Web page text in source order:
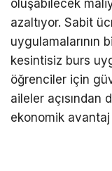
oluşabilecek
azaltıyor. Sabit
uygulamalarının
kesintisiz burs
öğrenciler için
aileler
ekonomik avantaj